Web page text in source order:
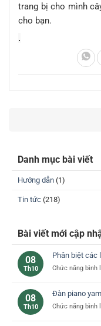
trang bị cho mình
cho bạn.
.
Danh mục bài viết
Hướng dẫn (1)
Tin tức (218)
Bài viết mới cập
08
Th10
Phân biệt các
Chức năng bình
08
Th10
Đàn piano
Chức năng bình